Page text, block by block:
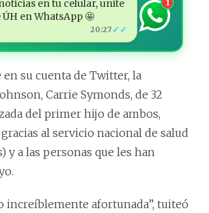
en tu celular, unite
ÚH en WhatsApp 🤩
20:27 ✓✓
1
su cuenta de Twitter, la
Carrie Symonds, de 32
del primer hijo de ambos,
al servicio nacional de salud
y a las personas que les han
increíblemente afortunada”, tuiteó